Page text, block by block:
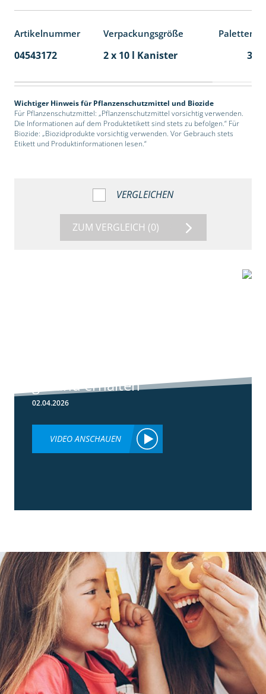
Artikelnummer Verpackungsgröße
04543172 2 x 10 l Kanister 36
Wichtiger Hinweis für Pflanzenschutzmittel und Biozide
Für Pflanzenschutzmittel: „Pflanzenschutzmittel vorsichtig verwenden.
Die Informationen auf dem Produktetikett sind stets zu befolgen.“ Für
Biozide: „Biozidprodukte vorsichtig verwenden. Vor Gebrauch stets
Etikett und Produktinformationen lesen.“
VERGLEICHEN
ZUM VERGLEICH (0)
gesund erhalten
02.04.2026
VIDEO ANSCHAUEN